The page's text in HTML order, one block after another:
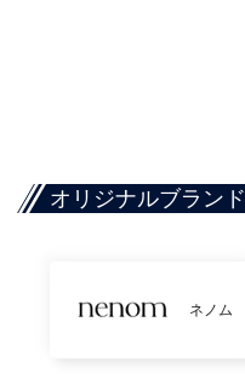
オリジナルブランド
ネノム